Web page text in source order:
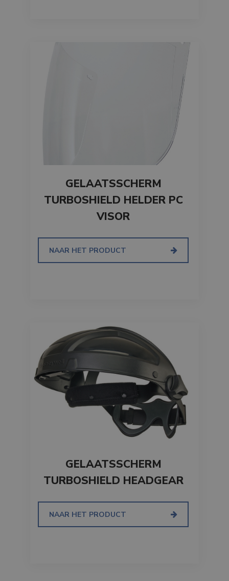
GELAATSSCHERM
TURBOSHIELD HELDER PC
VISOR
NAAR HET PRODUCT
GELAATSSCHERM
TURBOSHIELD HEADGEAR
NAAR HET PRODUCT